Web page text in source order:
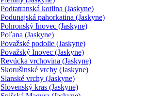
Podtatranská kotlina (Jaskyne)
Podunajská pahorkatina (Jaskyne)
Pohronský Inovec (Jaskyne)
Poľana (Jaskyne)
Považské podolie (Jaskyne)
Považský Inovec (Jaskyne)
Revúcka vrchovina (Jaskyne)
Skorušinské vrchy (Jaskyne)
Slanské vrchy (Jaskyne)
Slovenský kras (Jaskyne)